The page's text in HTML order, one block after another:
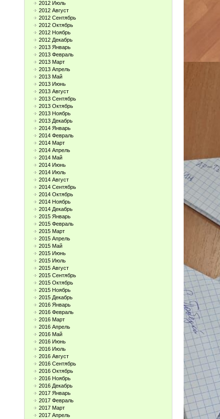
2012 Июль
2012 Август
2012 Сентябрь
2012 Октябрь
2012 Ноябрь
2012 Декабрь
2013 Январь
2013 Февраль
2013 Март
2013 Апрель
2013 Май
2013 Июнь
2013 Август
2013 Сентябрь
2013 Октябрь
2013 Ноябрь
2013 Декабрь
2014 Январь
2014 Февраль
2014 Март
2014 Апрель
2014 Май
2014 Июнь
2014 Июль
2014 Август
2014 Сентябрь
2014 Октябрь
2014 Ноябрь
2014 Декабрь
2015 Январь
2015 Февраль
2015 Март
2015 Апрель
2015 Май
2015 Июнь
2015 Июль
2015 Август
2015 Сентябрь
2015 Октябрь
2015 Ноябрь
2015 Декабрь
2016 Январь
2016 Февраль
2016 Март
2016 Апрель
2016 Май
2016 Июнь
2016 Июль
2016 Август
2016 Сентябрь
2016 Октябрь
2016 Ноябрь
2016 Декабрь
2017 Январь
2017 Февраль
2017 Март
2017 Апрель